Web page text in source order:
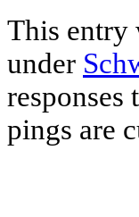
This entry
under
pings are